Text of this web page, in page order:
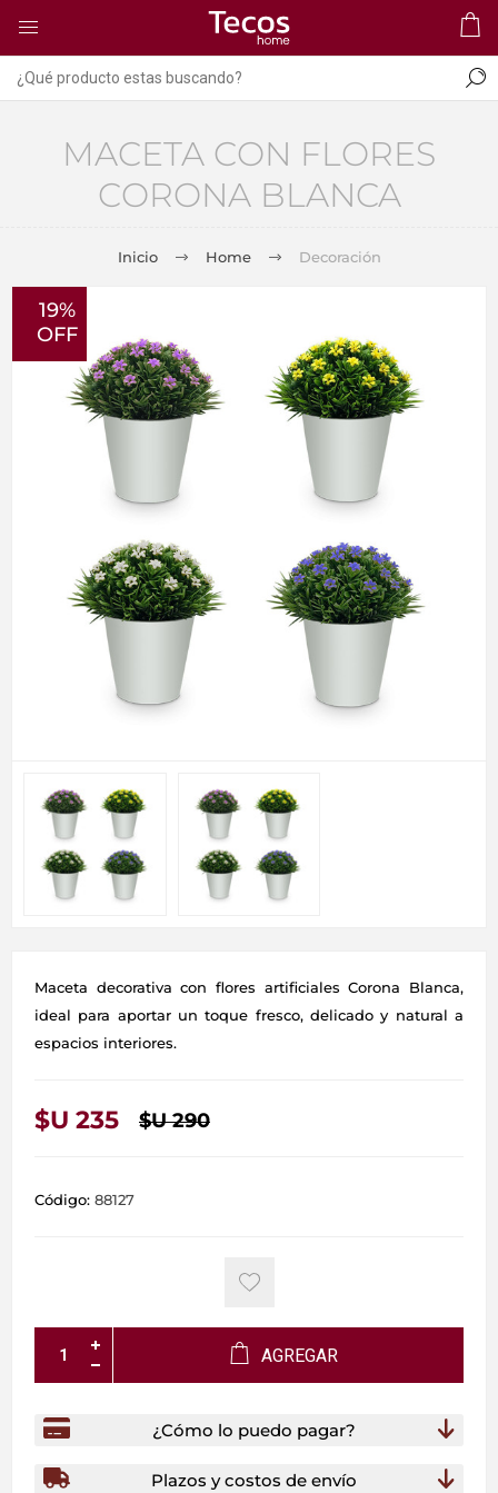
MACETA CON FLORES
CORONA BLANCA
Inicio Home Decoración
19%
OFF
Maceta decorativa con flores artificiales Corona Blanca,
ideal para aportar un toque fresco, delicado y natural a
espacios interiores.
$U 235 $U 290
Código: 88127
AGREGAR
¿Cómo lo puedo pagar?
Plazos y costos de envío